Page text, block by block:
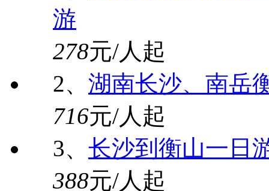
游
278元/人起
2、 湖南长沙、南岳
716元/人起
3、 长沙到衡山一日
388元/人起